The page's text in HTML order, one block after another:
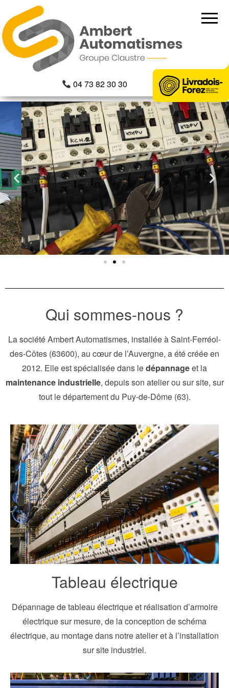
04 73 82 30 30
04
73 82
Qui sommes-nous ?
La société Ambert Automatismes, installée à Saint-Ferréol-
des-Côtes (63600), au cœur de l’Auvergne, a été créée en
2012. Elle est spécialisée dans ledépannageet la
maintenance industrielle, depuis son atelier ou sur site, sur
tout le département du Puy-de-Dôme (63).
Tableau électrique
Dépannage de tableau électrique et réalisation d’armoire
électrique sur mesure, de la conception de schéma
électrique, au montage dans notre atelier et à l’installation
sur site industriel.